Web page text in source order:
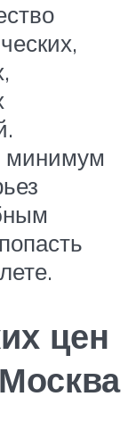
минимум
цен